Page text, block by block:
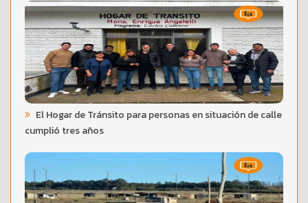
El Hogar de Tránsito para personas en situación de calle
cumplió tres años